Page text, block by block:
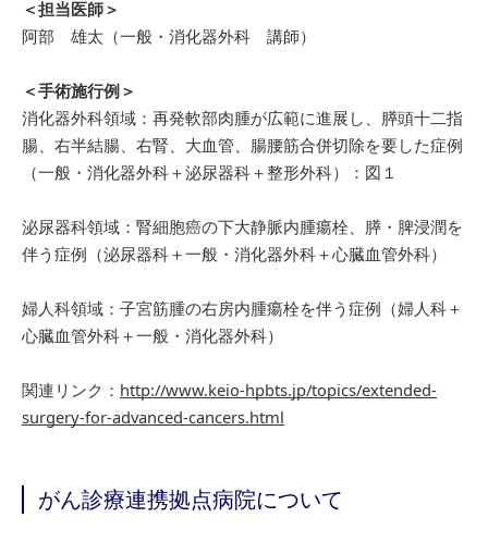
＜担当医師＞
阿部 雄太（一般・消化器外科 講師）
＜手術施行例＞
消化器外科領域：再発軟部肉腫が広範に進展し、膵頭十二指
腸、右半結腸、右腎、大血管、腸腰筋合併切除を要した症例
（一般・消化器外科＋泌尿器科＋整形外科）：図１
泌尿器科領域：腎細胞癌の下大静脈内腫瘍栓、膵・脾浸潤を
伴う症例（泌尿器科＋一般・消化器外科＋心臓血管外科）
婦人科領域：子宮筋腫の右房内腫瘍栓を伴う症例（婦人科＋
心臓血管外科＋一般・消化器外科）
関連リンク： http://www.keio-hpbts.jp/topics/extended-
surgery-for-advanced-cancers.html
がん診療連携拠点病院について